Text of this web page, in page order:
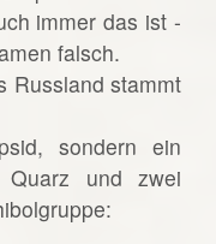
immer das ist -
falsch.
Russland stammt
sondern ein
und zwei